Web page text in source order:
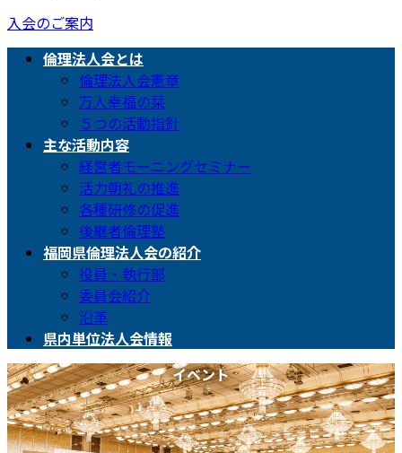
入会のご案内
倫理法人会とは
倫理法人会憲章
万人幸福の栞
５つの活動指針
主な活動内容
経営者モーニングセミナー
活力朝礼の推進
各種研修の促進
後継者倫理塾
福岡県倫理法人会の紹介
役員・執行部
委員会紹介
沿革
県内単位法人会情報
イベント